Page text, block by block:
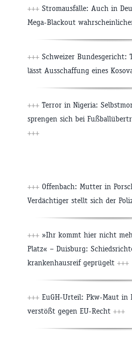
+++ Stromausfälle: Auch in
Mega-Blackout
+++ Schweizer Bundesgericht:
lässt Ausschaffung eines
+++ Terror in Nigeria:
sprengen sich bei
+++
+++ Offenbach: Mutter in
Verdächtiger stellt sich der
+++ »Ihr kommt hier nicht
Platz« – Duisburg:
krankenhausreif geprügelt +++
+++ EuGH-Urteil: Pkw-Maut in
verstößt gegen EU-Recht +++